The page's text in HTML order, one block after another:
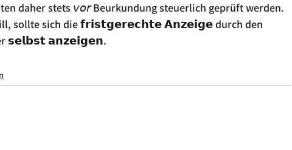
daher stets 𝘷𝘰𝘳 Beurkundung steuerlich geprüft werden.
sollte sich die 𝗳𝗿𝗶𝘀𝘁𝗴𝗲𝗿𝗲𝗰𝗵𝘁𝗲 𝗔𝗻𝘇𝗲𝗶𝗴𝗲 durch den
𝘀𝗲𝗹𝗯𝘀𝘁 𝗮𝗻𝘇𝗲𝗶𝗴𝗲𝗻.